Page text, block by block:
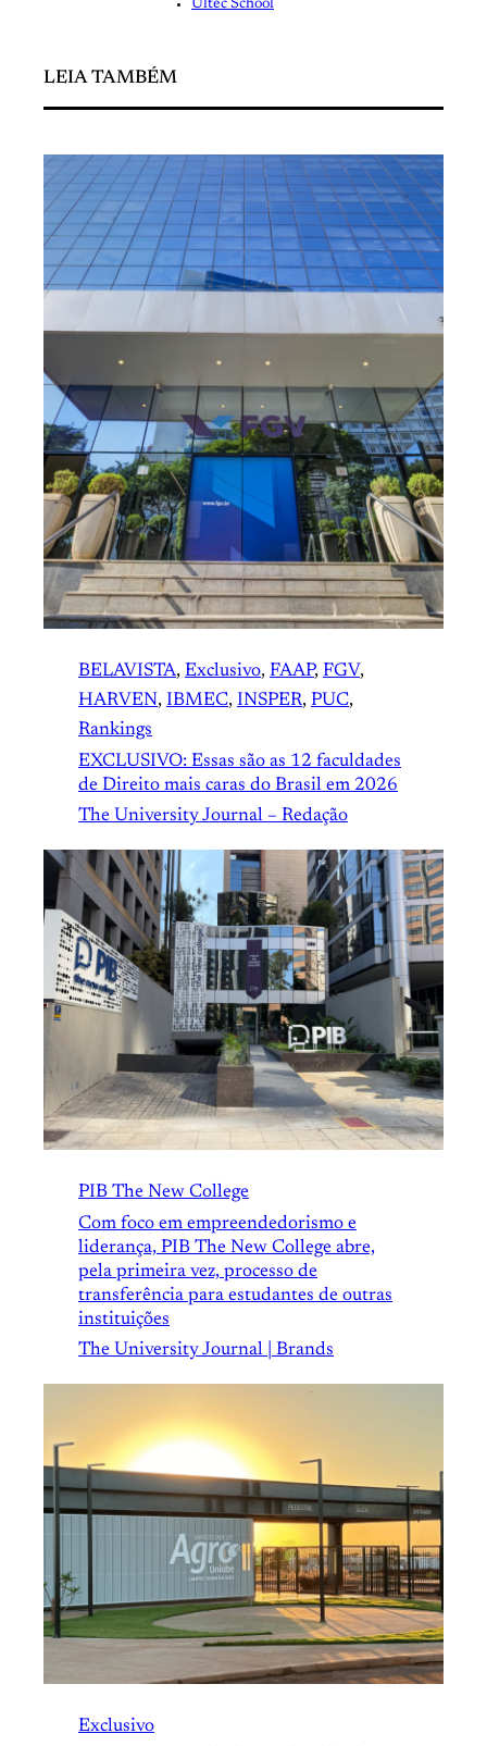
Ultec School
LEIA TAMBÉM
BELAVISTA, Exclusivo, FAAP, FGV
HARVEN, IBMEC, INSPER, PUC
Rankings
EXCLUSIVO: Essas são as 12 faculdades
de Direito mais caras do Brasil em 2026
The University Journal – Redação
PIB The New College
Com foco em empreendedorismo e
liderança, PIB The New College abre,
pela primeira vez, processo de
transferência para estudantes de outras
instituições
The University Journal | Brands
Exclusivo